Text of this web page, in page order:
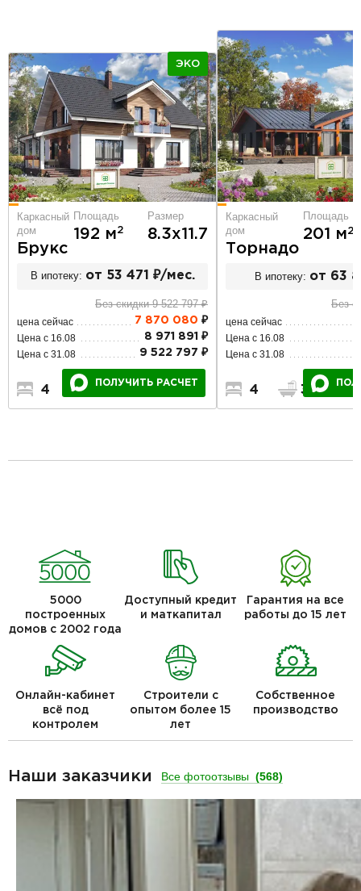
ЭКО
Каркасный
дом
Брукс
Площадь
192 м2
Размер
8.3х11.7
В ипотеку: от 53 471 ₽/мес.
Без скидки 9 522 797 ₽
цена сейчас 7 870 080 ₽
Цена с 16.08 8 971 891 ₽
Цена с 31.08 9 522 797 ₽
4 2 2
ПОЛУЧИТЬ РАСЧЕТ
Каркасный
дом
Торнадо
Площадь
201 м2
В ипотеку: от 63
Без
цена сейчас
Цена с 16.08
Цена с 31.08
4 3
5000
построенных
домов с 2002 года
Доступный кредит
и маткапитал
Гарантия на все
работы до 15 лет
Онлайн-кабинет
всё под
контролем
Строители с
опытом более 15
лет
Собственное
производство
Наши заказчики Все фотоотзывы (568)